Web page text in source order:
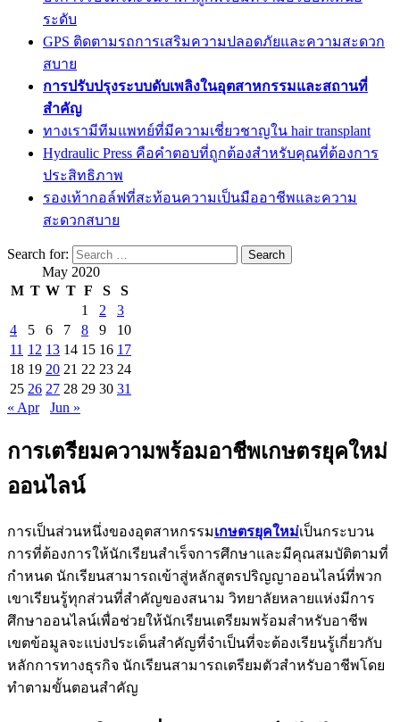
ระดับ
GPS ติดตามรถการเสริมความปลอดภัยและความสะดวก
สบาย
การปรับปรุงระบบดับเพลิงในอุตสาหกรรมและสถานที่
สำคัญ
ทางเรามีทีมแพทย์ที่มีความเชี่ยวชาญใน hair transplant
Hydraulic Press คือคำตอบที่ถูกต้องสำหรับคุณที่ต้องการ
ประสิทธิภาพ
รองเท้ากอล์ฟที่สะท้อนความเป็นมืออาชีพและความ
สะดวกสบาย
Search for:
May 2020
M T W T F S
S
1
2
3
4
5 6 7 8 9
10
11 12 13 14 15 16 17
18 19 20 21 22 23 24
25 26 27 28 29 30 31
« Apr
Jun »
การเตรียมความพร้อมอาชีพเกษตรยุคใหม่
ออนไลน์
การเป็นส่วนหนึ่งของอุตสาหกรรมเกษตรยุคใหม่เป็นกระบวน
การที่ต้องการให้นักเรียนสำเร็จการศึกษาและมีคุณสมบัติตามที่
กำหนด นักเรียนสามารถเข้าสู่หลักสูตรปริญญาออนไลน์ที่พวก
เขาเรียนรู้ทุกส่วนที่สำคัญของสนาม วิทยาลัยหลายแห่งมีการ
ศึกษาออนไลน์เพื่อช่วยให้นักเรียนเตรียมพร้อมสำหรับอาชีพ
เขตข้อมูลจะแบ่งประเด็นสำคัญที่จำเป็นที่จะต้องเรียนรู้เกี่ยวกับ
หลักการทางธุรกิจ นักเรียนสามารถเตรียมตัวสำหรับอาชีพโดย
ทำตามขั้นตอนสำคัญ